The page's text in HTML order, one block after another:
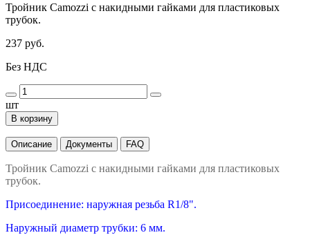
Тройник Camozzi с накидными гайками для пластиковых
трубок.
237 руб.
Без НДС
шт
В корзину
Описание Документы FAQ
Тройник Camozzi с накидными гайками для пластиковых
трубок.
Присоединение: наружная резьба R1/8".
Наружный диаметр трубки: 6 мм.